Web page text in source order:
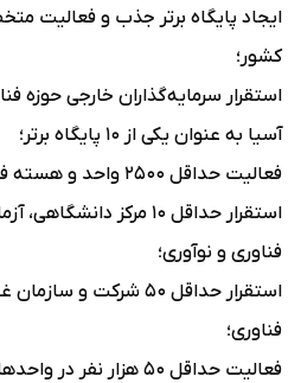
ایجاد پایگاه برتر جذب و فعالیت
کشور؛
استقرار سرمایه‌گذاران خارجی حوزه
آسیا به عنوان یکی از 10 پایگاه برتر؛
فعالیت حداقل ۲۵۰۰ واحد و هسته فناور تا سال ۱۴۰۸؛
استقرار حداقل ۱۰ مرکز
فناوری و نوآوری؛
استقرار حداقل 50 شرکت و
فناوری؛
فعالیت حداقل ۵۰ هزار نفر در واحدهای فناور؛